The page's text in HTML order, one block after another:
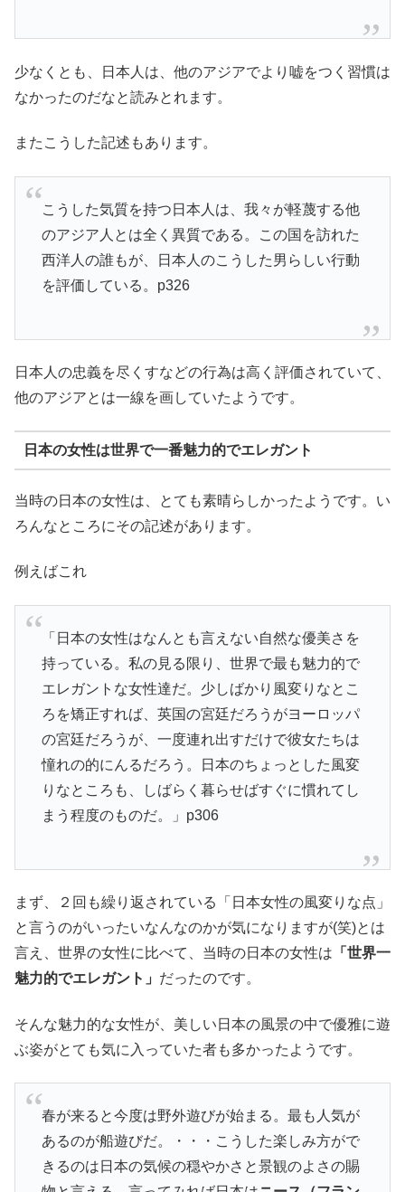
少なくとも、日本人は、他のアジアでより嘘をつく習慣は
なかったのだなと読みとれます。
またこうした記述もあります。
こうした気質を持つ日本人は、我々が軽蔑する他
のアジア人とは全く異質である。この国を訪れた
西洋人の誰もが、日本人のこうした男らしい行動
を評価している。p326
日本人の忠義を尽くすなどの行為は高く評価されていて、
他のアジアとは一線を画していたようです。
日本の女性は世界で一番魅力的でエレガント
当時の日本の女性は、とても素晴らしかったようです。い
ろんなところにその記述があります。
例えばこれ
「日本の女性はなんとも言えない自然な優美さを
持っている。私の見る限り、世界で最も魅力的で
エレガントな女性達だ。少しばかり風変りなとこ
ろを矯正すれば、英国の宮廷だろうがヨーロッパ
の宮廷だろうが、一度連れ出すだけで彼女たちは
憧れの的にんるだろう。日本のちょっとした風変
りなところも、しばらく暮らせばすぐに慣れてし
まう程度のものだ。」p306
まず、２回も繰り返されている「日本女性の風変りな点」
と言うのがいったいなんなのかが気になりますが(笑)とは
言え、世界の女性に比べて、当時の日本の女性は 「世界一
魅力的でエレガント」 だったのです。
そんな魅力的な女性が、美しい日本の風景の中で優雅に遊
ぶ姿がとても気に入っていた者も多かったようです。
春が来ると今度は野外遊びが始まる。最も人気が
あるのが船遊びだ。・・・こうした楽しみ方がで
きるのは日本の気候の穏やかさと景観のよさの賜